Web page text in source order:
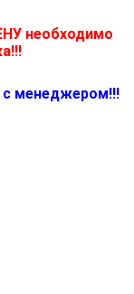
необходимо
с менеджером!!!